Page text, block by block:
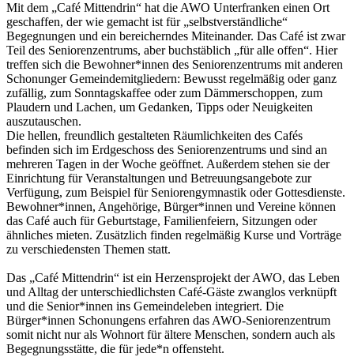
Mit dem „Café Mittendrin“ hat die AWO Unterfranken einen Ort
geschaffen, der wie gemacht ist für „selbstverständliche“
Begegnungen und ein bereicherndes Miteinander. Das Café ist zwar
Teil des Seniorenzentrums, aber buchstäblich „für alle offen“. Hier
treffen sich die Bewohner*innen des Seniorenzentrums mit anderen
Schonunger Gemeindemitgliedern: Bewusst regelmäßig oder ganz
zufällig, zum Sonntagskaffee oder zum Dämmerschoppen, zum
Plaudern und Lachen, um Gedanken, Tipps oder Neuigkeiten
auszutauschen.
Die hellen, freundlich gestalteten Räumlichkeiten des Cafés
befinden sich im Erdgeschoss des Seniorenzentrums und sind an
mehreren Tagen in der Woche geöffnet. Außerdem stehen sie der
Einrichtung für Veranstaltungen und Betreuungsangebote zur
Verfügung, zum Beispiel für Seniorengymnastik oder Gottesdienste.
Bewohner*innen, Angehörige, Bürger*innen und Vereine können
das Café auch für Geburtstage, Familienfeiern, Sitzungen oder
ähnliches mieten. Zusätzlich finden regelmäßig Kurse und Vorträge
zu verschiedensten Themen statt.
Das „Café Mittendrin“ ist ein Herzensprojekt der AWO, das Leben
und Alltag der unterschiedlichsten Café-Gäste zwanglos verknüpft
und die Senior*innen ins Gemeindeleben integriert. Die
Bürger*innen Schonungens erfahren das AWO-Seniorenzentrum
somit nicht nur als Wohnort für ältere Menschen, sondern auch als
Begegnungsstätte, die für jede*n offensteht.